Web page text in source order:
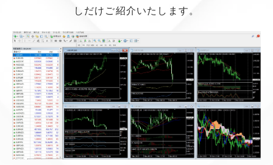
しだけご紹介いたします。